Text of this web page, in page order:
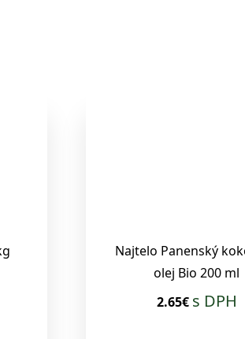
Najtelo Panenský
olej Bio 200 ml
2.65€ s DPH